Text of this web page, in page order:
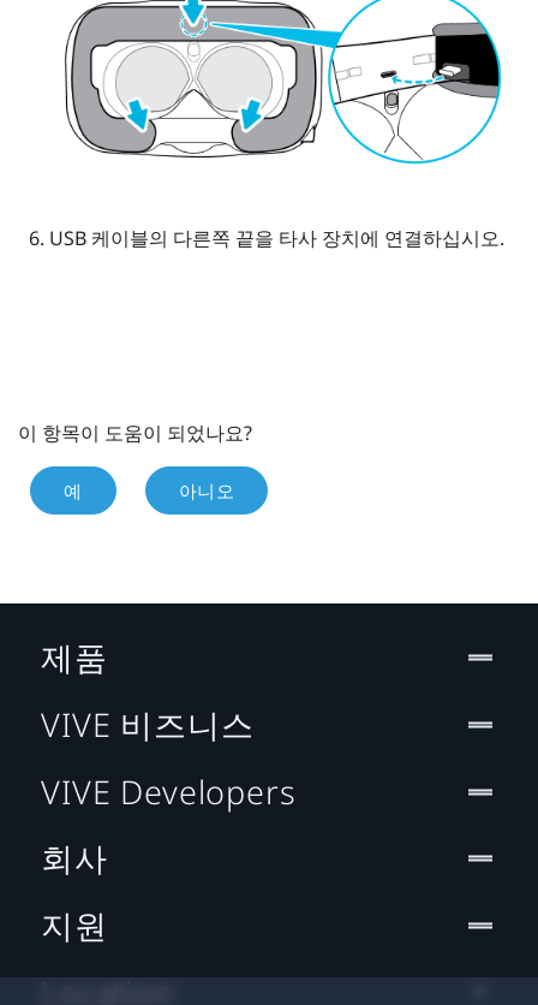
USB 케이블의 다른쪽 끝을 타사 장치에 연결하십시오.
이 항목이 도움이 되었나요?
예 아니오
제품
VIVE 비즈니스
VIVE Developers
회사
지원
Location